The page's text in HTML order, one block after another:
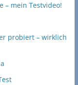
– mein Testvideo!
probiert – wirklich